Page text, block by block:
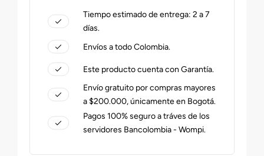
Tiempo estimado de entrega: 2 a 7
días.
Envíos a todo Colombia.
Este producto cuenta con Garantía.
Envío gratuito por compras mayores
a $200.000, únicamente en Bogotá.
Pagos 100% seguro a tráves de los
servidores Bancolombia - Wompi.